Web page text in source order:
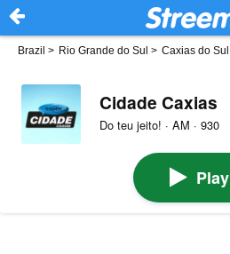
Brazil > Rio Grande do Sul > Caxias do Sul
Cidade Caxias
Do teu jeito! · AM · 930
Play